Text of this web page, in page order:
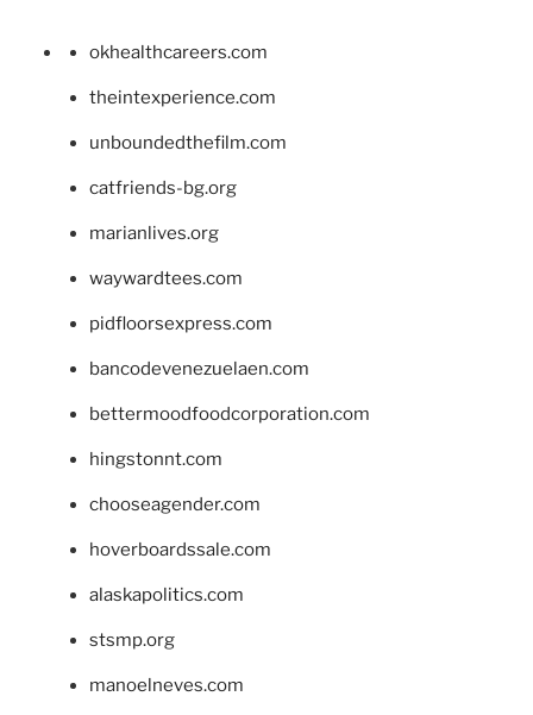
okhealthcareers.com
theintexperience.com
unboundedthefilm.com
catfriends-bg.org
marianlives.org
waywardtees.com
pidfloorsexpress.com
bancodevenezuelaen.com
bettermoodfoodcorporation.com
hingstonnt.com
chooseagender.com
hoverboardssale.com
alaskapolitics.com
stsmp.org
manoelneves.com